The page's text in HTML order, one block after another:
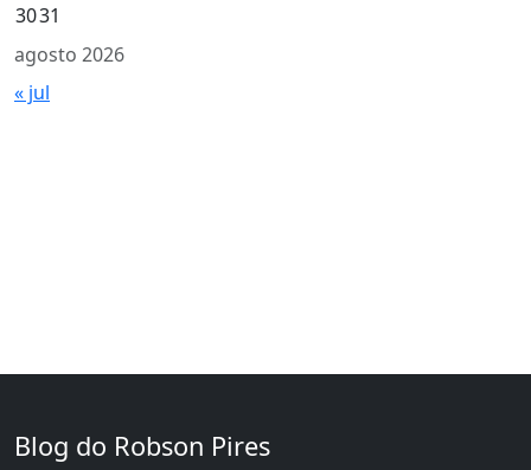
agosto 2026
3031
« jul
Blog do Robson Pires